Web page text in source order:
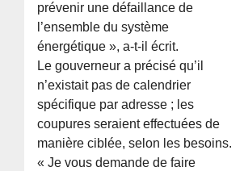
prévenir une défaillance de
l’ensemble du système
énergétique », a-t-il écrit.
Le gouverneur a précisé qu’il
n’existait pas de calendrier
spécifique par adresse ; les
coupures seraient effectuées de
manière ciblée, selon les besoins.
« Je vous demande de faire